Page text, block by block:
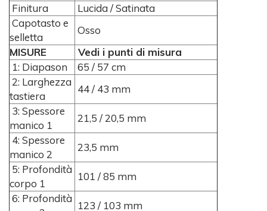
Finitura
Lucida / Satinata
Capotasto e
selletta
Osso
MISURE
Vedi i punti di misura
1: Diapason
65 / 57 cm
2: Larghezza
tastiera
44 / 43 mm
3: Spessore
manico 1
21,5 / 20,5 mm
4: Spessore
manico 2
23,5 mm
5: Profondità
corpo 1
101 / 85 mm
6: Profondità
123 / 103 mm